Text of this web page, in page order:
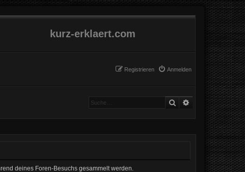
kurz-erklaert.com
Anmelden
Registrieren
Suche Erweiterte Suche
deines Foren-Besuchs gesammelt werden.